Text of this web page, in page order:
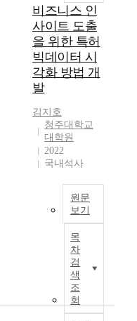
비즈니스 인
사이트 도출
을 위한 특허
빅데이터 시
각화 방법 개
발
김지호
청주대학교
대학원
2022
국내석사
원문
보기
목
차
검
색
조
회